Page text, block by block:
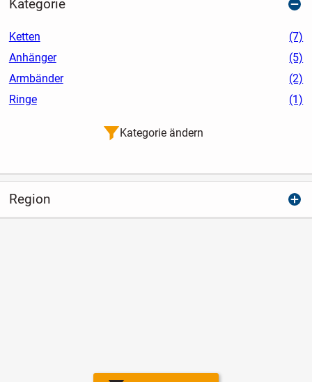
Kategorie
Ketten
(7)
Anhänger
(5)
Armbänder
(2)
Ringe
(1)
Kategorie ändern
Region